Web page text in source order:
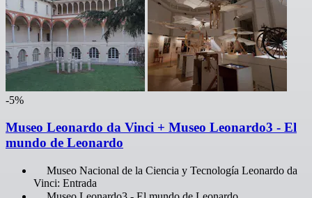
-5%
Museo Leonardo da Vinci + Museo Leonardo3 - El
mundo de Leonardo
Museo Nacional de la Ciencia y Tecnología Leonardo da
Vinci: Entrada